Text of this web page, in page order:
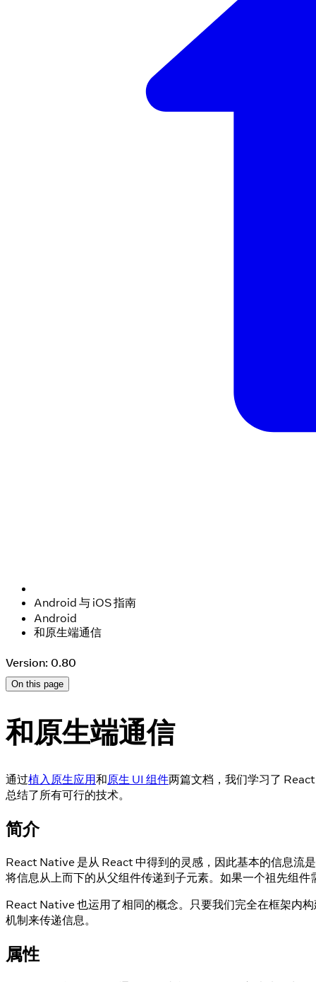
Android 与 iOS 指南
Android
和原生端通信
Version: 0.80
On this page
和原生端通信
通过植入原生应用和原生 UI 组件两篇文档，我们学习了
总结了所有可行的技术。
简介
React Native 是从 React 中得到的灵感，因此基本的信息流
将信息从上而下的从父组件传递到子元素。如果一个祖先组
React Native 也运用了相同的概念。只要我们完全在框架内
机制来传递信息。
属性